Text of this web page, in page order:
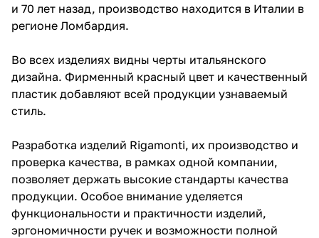
и 70 лет назад, производство находится в Италии в
регионе Ломбардия.
Во всех изделиях видны черты итальянского
дизайна. Фирменный красный цвет и качественный
пластик добавляют всей продукции узнаваемый
стиль.
Разработка изделий Rigamonti, их производство и
проверка качества, в рамках одной компании,
позволяет держать высокие стандарты качества
продукции. Особое внимание уделяется
функциональности и практичности изделий,
эргономичности ручек и возможности полной